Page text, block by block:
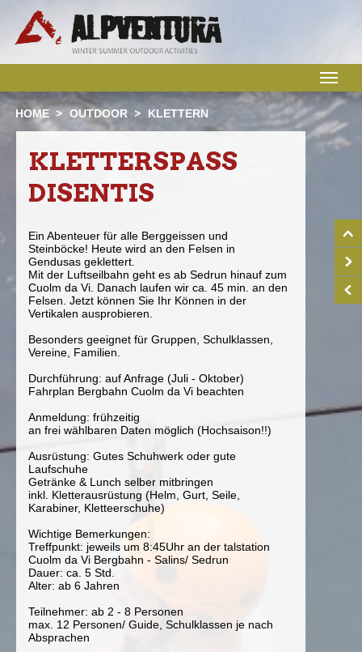
HOME OUTDOOR KLETTERN
KLETTERSPASS
DISENTIS
Ein Abenteuer für alle Berggeissen und
Steinböcke! Heute wird an den Felsen in
Gendusas geklettert.
Mit der Luftseilbahn geht es ab Sedrun hinauf zum
Cuolm da Vi. Danach laufen wir ca. 45 min. an den
Felsen. Jetzt können Sie Ihr Können in der
Vertikalen ausprobieren.
Besonders geeignet für Gruppen, Schulklassen,
Vereine, Familien.
Durchführung: auf Anfrage (Juli - Oktober)
Fahrplan Bergbahn Cuolm da Vi beachten
Anmeldung: frühzeitig
an frei wählbaren Daten möglich (Hochsaison!!)
Ausrüstung: Gutes Schuhwerk oder gute
Laufschuhe
Getränke & Lunch selber mitbringen
inkl. Kletterausrüstung (Helm, Gurt, Seile,
Karabiner, Kletteerschuhe)
Wichtige Bemerkungen:
Treffpunkt: jeweils um 8:45Uhr an der talstation
Cuolm da Vi Bergbahn - Salins/ Sedrun
Dauer: ca. 5 Std.
Alter: ab 6 Jahren
Teilnehmer: ab 2 - 8 Personen
max. 12 Personen/ Guide, Schulklassen je nach
Absprachen